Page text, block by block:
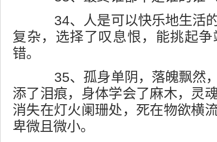
34、人是可以快乐地生活的
复杂，选择了叹息恨，能挑起
错。
35、孤身单阴，落魄飘然，
添了泪痕，身体学会了麻木，灵
消失在灯火阑珊处，死在物欲横
卑微且微小。